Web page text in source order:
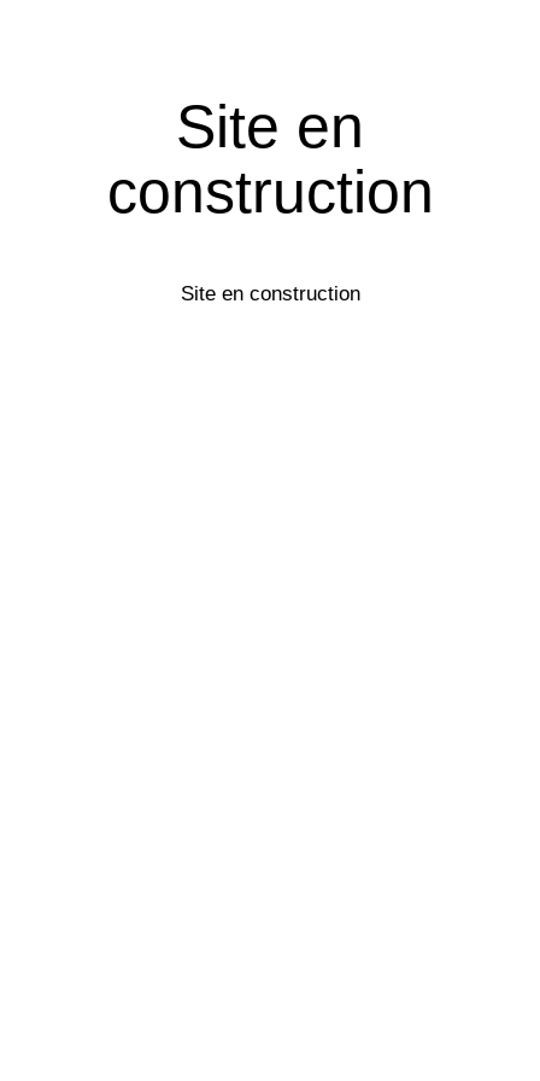
Site en
construction
Site en construction